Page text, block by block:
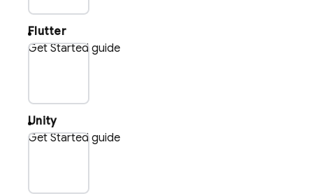
Flutter
Get Started guide
Unity
Get Started guide